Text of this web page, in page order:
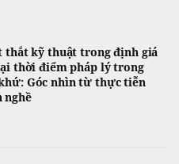
thắt kỹ thuật trong định giá
thời điểm pháp lý trong
Góc nhìn từ thực tiễn
nghề